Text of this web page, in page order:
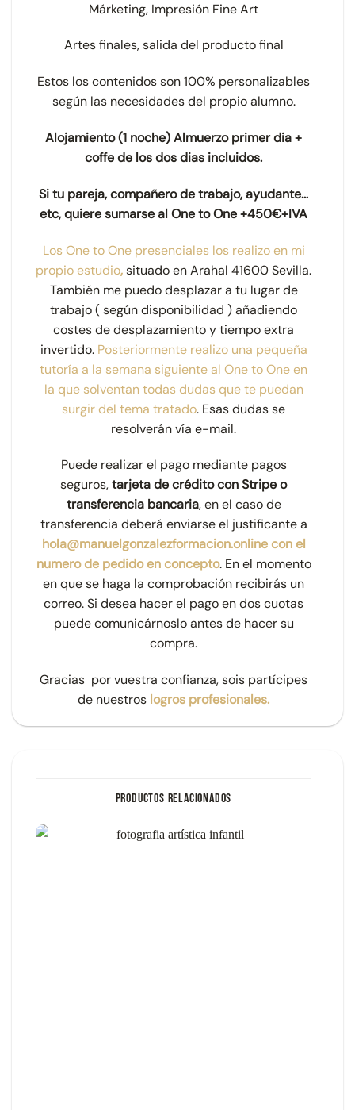
Márketing, Impresión Fine Art
Artes finales, salida del producto final
Estos los contenidos son 100% personalizables
según las necesidades del propio alumno.
Alojamiento (1 noche) Almuerzo primer dia +
coffe de los dos dias incluidos.
Si tu pareja, compañero de trabajo, ayudante…
etc, quiere sumarse al One to One +450€+IVA
Los One to One presenciales los realizo en mi
propio estudio,situado en Arahal 41600 Sevilla.
También me puedo desplazar a tu lugar de
trabajo ( según disponibilidad ) añadiendo
costes de desplazamiento y tiempo extra
invertido. Posteriormente realizo una pequeña
tutoría a la semana siguiente al One to One en
la que solventan todas dudas que te puedan
surgir del tema tratado. Esas dudas se
resolverán vía e-mail.
Puede realizar el pago mediante pagos
seguros,tarjeta de crédito con Stripeo
transferencia bancaria, en el caso de
transferencia deberá enviarse el justificante a
hola@manuelgonzalezformacion.online con el
numero de pedido en concepto. En el momento
en que se haga la comprobación recibirás un
correo. Si desea hacer el pago en dos cuotas
puedecomunicárnosloantes de hacer su
compra.
Gracias por vuestra confianza, sois partícipes
de nuestros logros profesionales.
PRODUCTOS RELACIONADOS